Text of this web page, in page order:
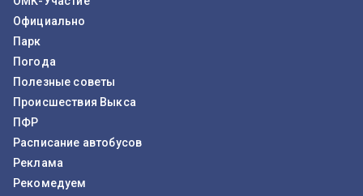
Официально
Парк
Погода
Полезные советы
Происшествия Выкса
ПФР
Расписание автобусов
Реклама
Рекомедуем